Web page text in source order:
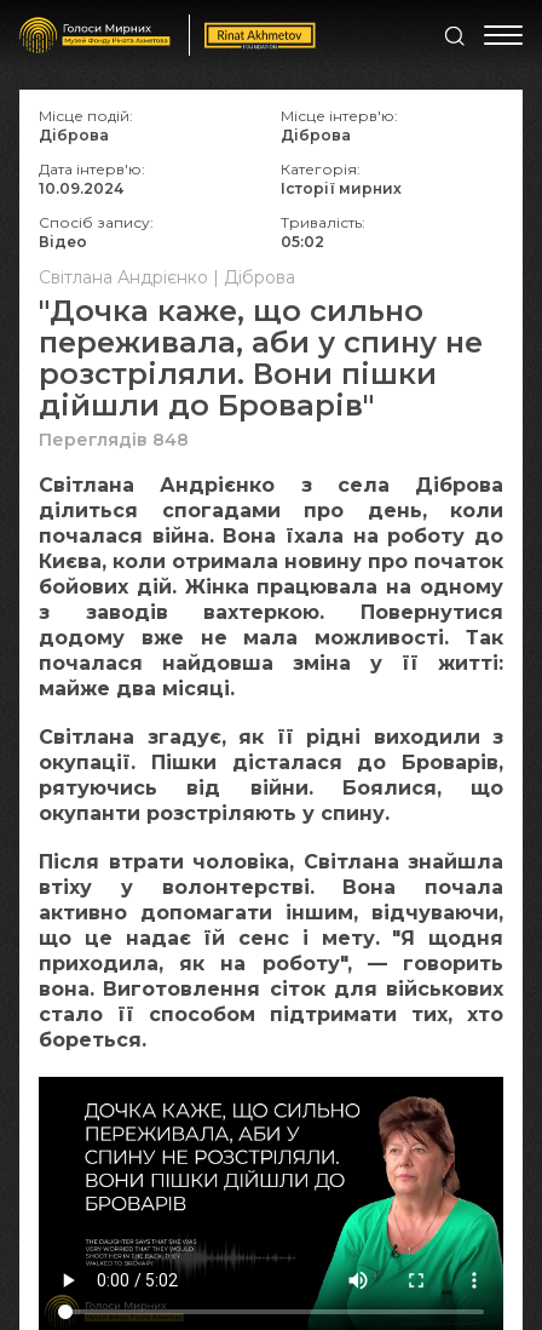
Світлана Андрієнко | Діброва
"Дочка каже, що сильно
переживала, аби у спину не
розстріляли. Вони пішки
дійшли до Броварів"
Переглядів 848
Світлана Андрієнко з села Діброва
ділиться спогадами про день, коли
почалася війна. Вона їхала на роботу до
Києва, коли отримала новину про початок
бойових дій. Жінка працювала на одному
з заводів вахтеркою. Повернутися
додому вже не мала можливості. Так
почалася найдовша зміна у її житті:
майже два місяці.
Світлана згадує, як її рідні виходили з
окупації. Пішки дісталася до Броварів,
рятуючись від війни. Боялися, що
окупанти розстріляють у спину.
Після втрати чоловіка, Світлана знайшла
втіху у волонтерстві. Вона почала
активно допомагати іншим, відчуваючи,
що це надає їй сенс і мету. "Я щодня
приходила, як на роботу", — говорить
вона. Виготовлення сіток для військових
стало її способом підтримати тих, хто
бореться.
Місце подій:
Діброва
Місце інтерв'ю:
Діброва
Дата інтерв'ю:
10.09.2024
Категорія:
Історії мирних
Спосіб запису:
Відео
Тривалість:
05:02